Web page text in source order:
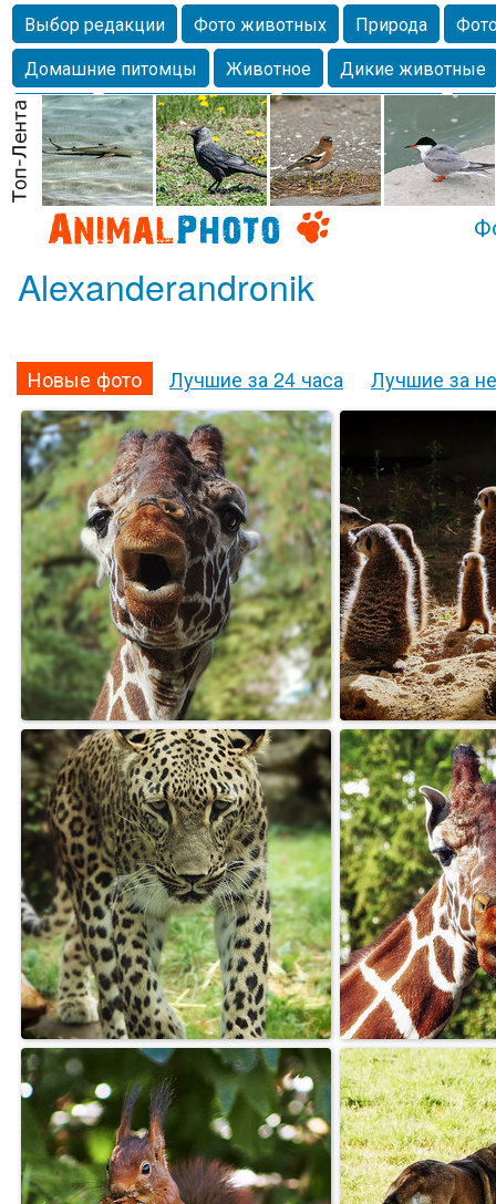
Выбор редакции Фото животных Природа
Домашние питомцы
Животное
Дикие животные
Собаки
Alexanderandronik Млекопитающие
Морда
Собачка Осень Портрет
Домашние
Насекомое
Коты Lebert Дикие птицы Утка
Alexanderandronik
Новые фото Лучшие за 24 часа Лучшие за